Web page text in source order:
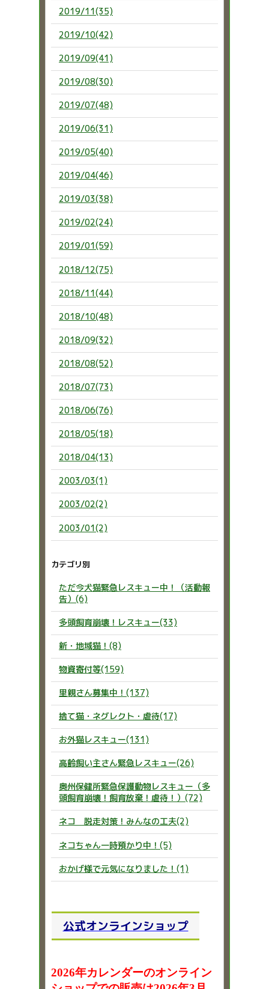
2019/11(35)
2019/10(42)
2019/09(41)
2019/08(30)
2019/07(48)
2019/06(31)
2019/05(40)
2019/04(46)
2019/03(38)
2019/02(24)
2019/01(59)
2018/12(75)
2018/11(44)
2018/10(48)
2018/09(32)
2018/08(52)
2018/07(73)
2018/06(76)
2018/05(18)
2018/04(13)
2003/03(1)
2003/02(2)
2003/01(2)
カテゴリ別
ただ今犬猫緊急レスキュー中！（活動報
告）(6)
多頭飼育崩壊！レスキュー(33)
新・地域猫！(8)
物資寄付等(159)
里親さん募集中！(137)
捨て猫・ネグレクト・虐待(17)
お外猫レスキュー(131)
高齢飼い主さん緊急レスキュー(26)
奥州保健所緊急保護動物レスキュー（多
頭飼育崩壊！飼育放棄！虐待！）(72)
ネコ 脱走対策！みんなの工夫(2)
ネコちゃん一時預かり中！(5)
おかげ様で元気になりました！(1)
公式オンラインショップ
2026年カレンダーのオンライン